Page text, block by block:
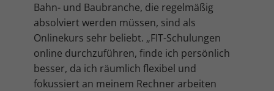
Bahn- und Baubranche, die regelmäßig
absolviert werden müssen, sind als
Onlinekurs sehr beliebt. „FIT-Schulungen
online durchzuführen, finde ich persönlich
besser, da ich räumlich flexibel und
fokussiert an meinem Rechner arbeiten
Externe Medien (5)
Inhalte von Videoplattformen und Social-Media-Plattformen werden
standardmäßig blockiert. Wenn Cookies von externen Medien akzeptiert
werden, bedarf der Zugriff auf diese Inhalte keiner manuellen
Einwilligung mehr.
Cookie-Informationen anzeigen